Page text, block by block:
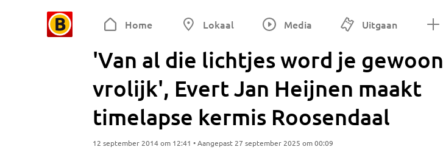
Home Lokaal Media Uitgaan
'Van al die lichtjes word je gewoon
vrolijk', Evert Jan Heijnen maakt
timelapse kermis Roosendaal
12 september 2014 om 12:41 • Aangepast 27 september 2025 om 00:09